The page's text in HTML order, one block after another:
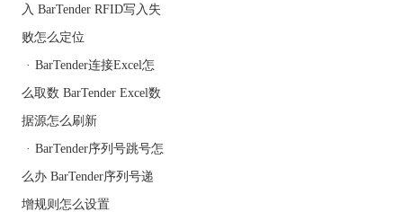
在此选择“指定自定义设
置”创建文档。虽然自定义
能够更细致地满足我们的
个性化需求。
图 3：
BarTender条
入 BarTender RFID写入失
败怎么定位
· BarTender连接Excel怎
么取数 BarTender Excel数
据源怎么刷新
· BarTender序列号跳号怎
么办 BarTender序列号递
增规则怎么设置